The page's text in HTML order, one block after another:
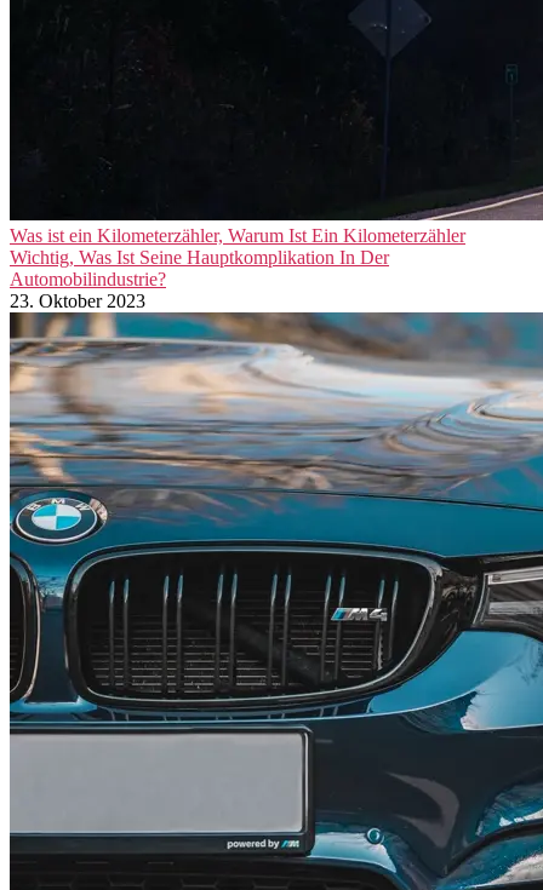
Was ist ein Kilometerzähler, Warum Ist Ein Kilometerzähler
Wichtig, Was Ist Seine Hauptkomplikation In Der
Automobilindustrie?
23. Oktober 2023